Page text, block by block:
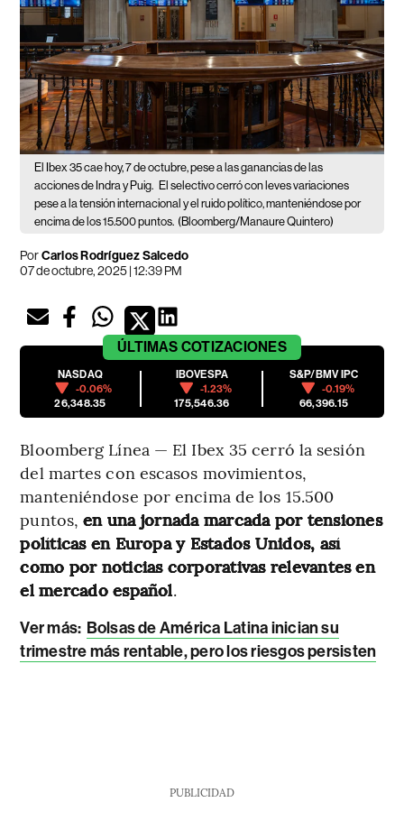
El Ibex 35 cae hoy, 7 de octubre, pese a las ganancias de las
acciones de Indra y Puig. El selectivo cerró con leves variaciones
pese a la tensión internacional y el ruido político, manteniéndose por
encima de los 15.500 puntos. (Bloomberg/Manaure Quintero)
PorCarlos Rodríguez Salcedo
07 de octubre, 2025 | 12:39 PM
ÚLTIMAS COTIZACIONES
NASDAQ
-0.06%
26,348.35
IBOVESPA
-1.23%
175,546.36
S&P/BMV IPC
-0.19%
66,396.15
Bloomberg Línea — El Ibex 35 cerró la sesión
del martes con escasos movimientos,
manteniéndose por encima de los 15.500
puntos,en una jornada marcada por tensiones
políticas en Europa y Estados Unidos, así
como por noticias corporativas relevantes en
el mercado español.
Ver más: Bolsas de América Latina inician su
trimestre más rentable, pero los riesgos persisten
PUBLICIDAD